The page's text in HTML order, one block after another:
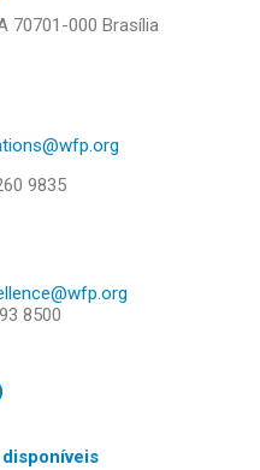
70701-000 Brasília
9835
8500
disponíveis